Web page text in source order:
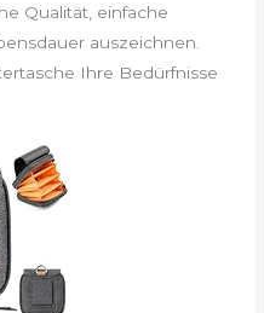
Qualität, einfache
auszeichnen.
Ihre Bedürfnisse